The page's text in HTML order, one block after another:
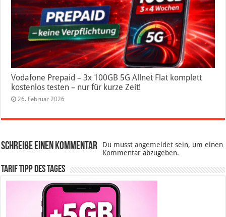
Vodafone Prepaid – 3x 100GB 5G Allnet Flat komplett
kostenlos testen – nur für kurze Zeit!
26. Februar 2026
Schreibe einen Kommentar Du musstangemeldet sein, um einen
Kommentar abzugeben.
Tarif Tipp des Tages